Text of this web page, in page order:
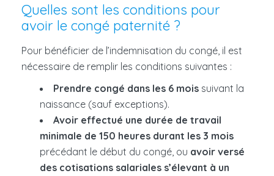
Quelles sont les conditions pour
avoir le congé paternité ?
Pour bénéficier de l’indemnisation du congé, il est
nécessaire de remplir les conditions suivantes :
Prendre congé dans les 6 mois suivant la
naissance (sauf exceptions).
Avoir effectué une durée de travail
minimale de 150 heures durant les 3 mois
précédant le début du congé, ou avoir versé
des cotisations salariales s’élevant à un